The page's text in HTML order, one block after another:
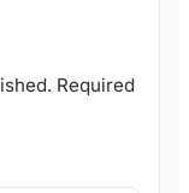
Required